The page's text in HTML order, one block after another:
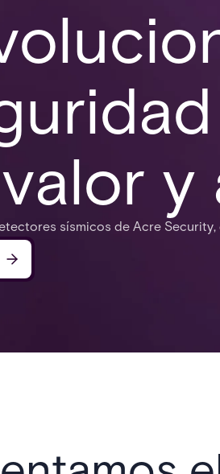
y
sísmicos de Acre